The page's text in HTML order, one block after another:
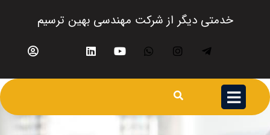
خدمتی دیگر از شرکت مهندسی بهین ترسیم